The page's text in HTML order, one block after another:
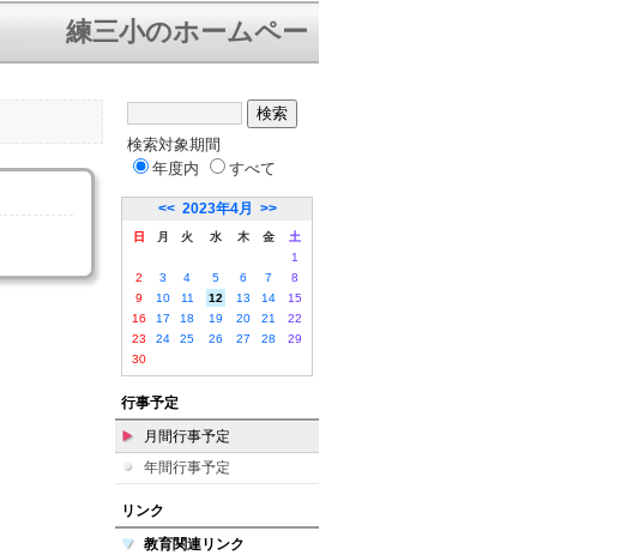
練三小のホームページにようこそ。下は「学校
検索対象期間
年度内
すべて
<< 2023年4月 >>
日 月 火 水 木 金
土
1
2
3 4 5 6 7
8
9
10 11 12 13 14
15
16
17 18 19 20 21
22
23
24 25 26 27 28
29
30
行事予定
月間行事予定
年間行事予定
リンク
教育関連リンク